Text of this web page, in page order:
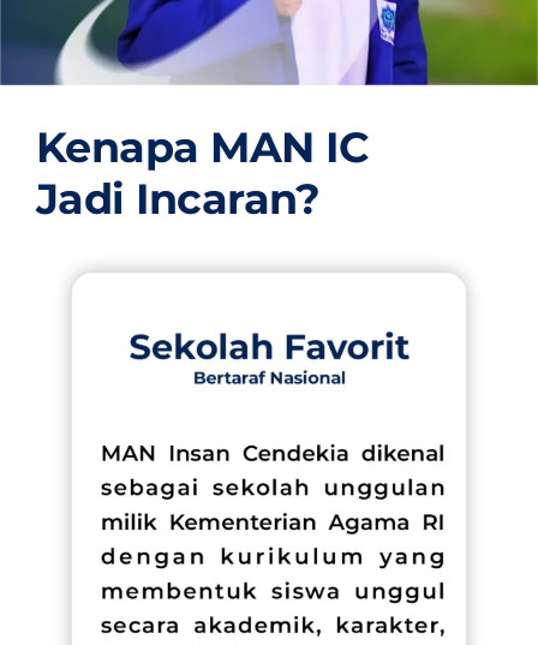
CONTACT US
Kenapa MAN IC
Jadi Incaran?